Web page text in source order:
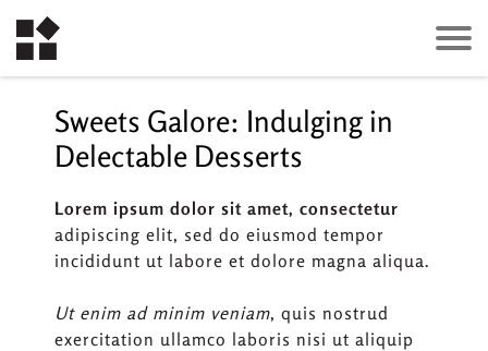
Sweets Galore: Indulging in
Delectable Desserts
Lorem ipsum dolor sit amet, consectetur
adipiscing elit, sed do eiusmod tempor
incididunt ut labore et dolore magna aliqua.
Ut enim ad minim veniam, quis nostrud
exercitation ullamco laboris nisi ut aliquip